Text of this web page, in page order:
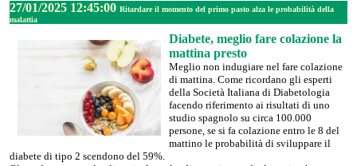
27/01/2025 12:45:00 Ritardare il momento del primo pasto alza le probabilità della
malattia
Diabete, meglio fare colazione la
mattina presto
Meglio non indugiare nel fare colazione
di mattina. Come ricordano gli esperti
della Società Italiana di Diabetologia
facendo riferimento ai risultati di uno
studio spagnolo su circa 100.000
persone, se si fa colazione entro le 8 del
mattino le probabilità di sviluppare il
diabete di tipo 2 scendono del 59%.